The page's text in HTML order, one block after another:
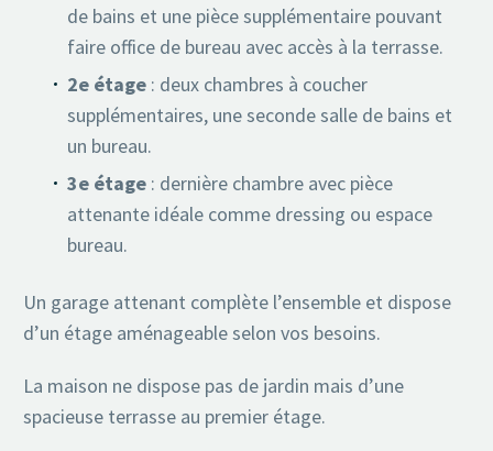
de bains et une pièce supplémentaire pouvant
faire office de bureau avec accès à la terrasse.
2e étage : deux chambres à coucher
supplémentaires, une seconde salle de bains et
un bureau.
3e étage : dernière chambre avec pièce
attenante idéale comme dressing ou espace
bureau.
Un garage attenant complète l’ensemble et dispose
d’un étage aménageable selon vos besoins.
La maison ne dispose pas de jardin mais d’une
spacieuse terrasse au premier étage.